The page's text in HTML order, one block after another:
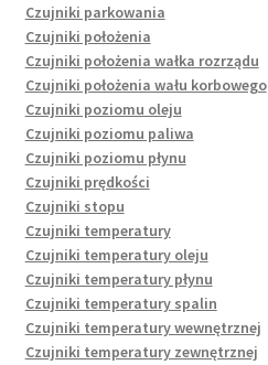
Czujniki parkowania
Czujniki położenia
Czujniki położenia wałka rozrządu
Czujniki położenia wału korbowego
Czujniki poziomu oleju
Czujniki poziomu paliwa
Czujniki poziomu płynu
Czujniki prędkości
Czujniki stopu
Czujniki temperatury
Czujniki temperatury oleju
Czujniki temperatury płynu
Czujniki temperatury spalin
Czujniki temperatury wewnętrznej
Czujniki temperatury zewnętrznej